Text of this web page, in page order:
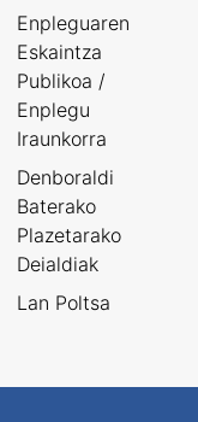
Enpleguaren
Eskaintza
Publikoa /
Enplegu
Iraunkorra
Denboraldi
Baterako
Plazetarako
Deialdiak
Lan Poltsa